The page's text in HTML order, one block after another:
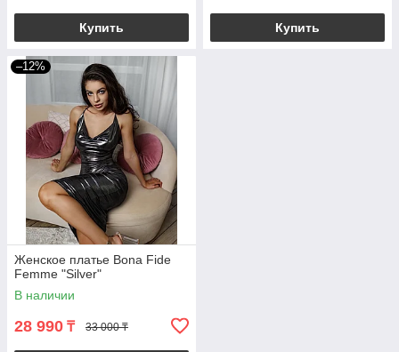
Купить Купить
–12%
Женское платье Bona Fide
Femme "Silver"
В наличии
28 990 ₸ 33 000 ₸